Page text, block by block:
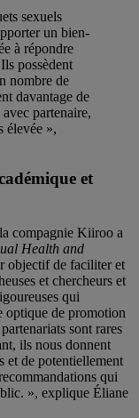
sexuels
un bien-
à répondre
possèdent
nombre de
davantage de
partenaire,
élevée »,
et
compagnie Kiiroo a
Health and
objectif de faciliter et
et chercheurs et
qui
optique de promotion
sont rares
ils nous donnent
et de potentiellement
qui
», explique Éliane